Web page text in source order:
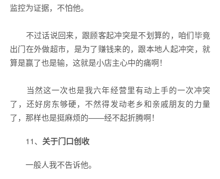
监控为证据，不怕他。
不过话说回来，跟顾客起冲突是不划算的，咱们毕竟
出门在外做超市，是为了赚钱来的，跟本地人起冲突，就
算是赢了也是输，这就是小店主心中的痛啊！
当然这一次也是我六年经营里有动上手的一次冲突
了，还好房东够硬，不然得发动老乡和亲戚朋友的力量
了，那样也是挺麻烦的——经不起折腾啊！
11、 关于门口创收
一般人我不告诉他。